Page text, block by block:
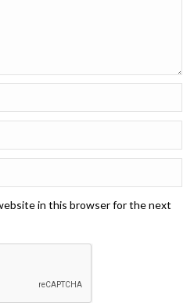
in this browser for the next